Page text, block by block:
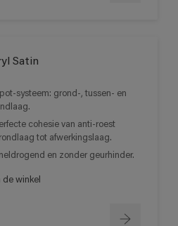
Satin
systeem: grond-, tussen- en
cohesie van anti-roest
tot afwerkingslaag.
en zonder geurhinder.
de winkel